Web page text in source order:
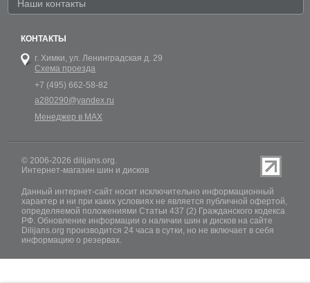
Наши контакты
КОНТАКТЫ
г. Химки, ул. Ленинградская д. 29
Схема проезда
+7 (495) 662-58-82
a280290@yandex.ru
Менеджер в MAX
© 2006-2026 dilijans.org.
Интернет-магазин шин и дисков
Данный интернет-сайт носит исключительно информационный
характер и ни при каких условиях не является публичной офертой,
определяемой положениями Статьи 437 (2) Гражданского кодекса
РФ. Обновление информации о наличии шин и дисков на сайте
Dilijans.org производится 24 часа в сутки, но не включает в себя
информацию о резервах.